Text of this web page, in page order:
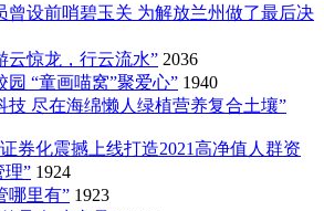
曾设前哨碧玉关 为解放兰州做了最后决
云惊龙，行云流水” 2036
园 “童画喵窝”聚爱心” 1940
技 尽在海绵懒人绿植营养复合土壤”
券化震撼上线打造2021高净值人群资
理” 1924
哪里有” 1923